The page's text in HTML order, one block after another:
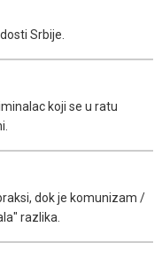
Srbije.
koji se u ratu
dok je komunizam /
razlika.